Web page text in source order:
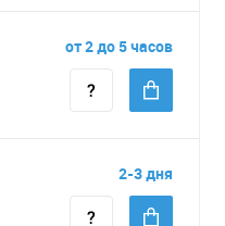
от 2 до 5 часов
2-3 дня